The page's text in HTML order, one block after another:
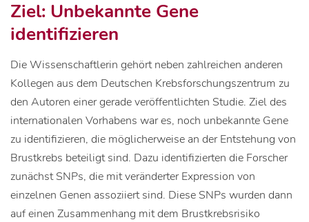
Ziel: Unbekannte Gene
identifizieren
Die Wissenschaftlerin gehört neben zahlreichen anderen
Kollegen aus dem Deutschen Krebsforschungszentrum zu
den Autoren einer gerade veröffentlichten Studie. Ziel des
internationalen Vorhabens war es, noch unbekannte Gene
zu identifizieren, die möglicherweise an der Entstehung von
Brustkrebs beteiligt sind. Dazu identifizierten die Forscher
zunächst SNPs, die mit veränderter Expression von
einzelnen Genen assoziiert sind. Diese SNPs wurden dann
auf einen Zusammenhang mit dem Brustkrebsrisiko